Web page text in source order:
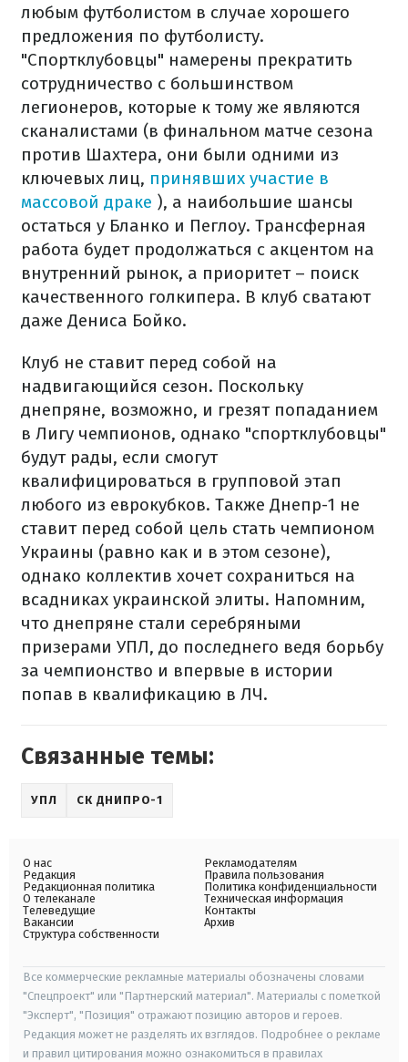
любым футболистом в случае хорошего
предложения по футболисту.
"Спортклубовцы" намерены прекратить
сотрудничество с большинством
легионеров, которые к тому же являются
сканалистами (в финальном матче сезона
против Шахтера, они были одними из
ключевых лиц, принявших участие в
массовой драке ), а наибольшие шансы
остаться у Бланко и Пеглоу. Трансферная
работа будет продолжаться с акцентом на
внутренний рынок, а приоритет – поиск
качественного голкипера. В клуб сватают
даже Дениса Бойко.
Клуб не ставит перед собой на
надвигающийся сезон. Поскольку
днепряне, возможно, и грезят попаданием
в Лигу чемпионов, однако "спортклубовцы"
будут рады, если смогут
квалифицироваться в групповой этап
любого из еврокубков. Также Днепр-1 не
ставит перед собой цель стать чемпионом
Украины (равно как и в этом сезоне),
однако коллектив хочет сохраниться на
всадниках украинской элиты. Напомним,
что днепряне стали серебряными
призерами УПЛ, до последнего ведя борьбу
за чемпионство и впервые в истории
попав в квалификацию в ЛЧ.
Связанные темы:
УПЛ СК ДНИПРО-1
О нас
Редакция
Редакционная политика
О телеканале
Телеведущие
Вакансии
Структура собственности
Рекламодателям
Правила пользования
Политика конфиденциальности
Техническая информация
Контакты
Архив
Все коммерческие рекламные материалы обозначены словами
"Спецпроект" или "Партнерский материал". Материалы с пометкой
"Эксперт", "Позиция" отражают позицию авторов и героев.
Редакция может не разделять их взглядов. Подробнее о рекламе
и правил цитирования можно ознакомиться в правилах